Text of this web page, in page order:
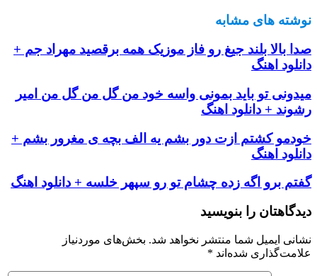
نوشته های مشابه
صدا بالا بلند جیغ رو فاز موزیک همه برقصید مهراد جم +
دانلود اهنگ
میدونی تو باید بمونی واسه خود من گل من گل من امیر
رشوند + دانلود اهنگ
خودمو کشتم ازت دور بشم یه الف بچه ی مغرور بشم +
دانلود اهنگ
گفتم برو اگه زده چشام تو رو سپهر خلسه + دانلود اهنگ
دیدگاهتان را بنویسید
نشانی ایمیل شما منتشر نخواهد شد. بخش‌های موردنیاز
علامت‌گذاری شده‌اند *